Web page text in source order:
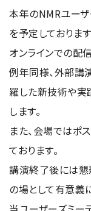
透過電子顕微
TEM周辺機器
走査電子顕微
SEM周辺機器
断面試料作製
集束イオンビー
電子プローブマ
オージェマイク
サービス＆サポ
装置利用サポー
講習
受託分析
保守契約
ブリッジングサ
サブスクリプシ
リース
ソリューション
ソリューション
半導体
電機・電子部品
資源・エネルギー
化学
ガラス・セラミ
生物学
イベント・セミナー
イベント・セミ
最新のセミナー
最新のイベント
ウェビナーアー
会社情報
会社情報
会社概要
ご挨拶
IR情報
サステナビリティ
サステナビリテ
本年のNMRユーザ
を予定しております
オンラインでの配
例年同様、外部講
羅した新技術や
します。
また、会場ではポ
ております。
講演終了後には懇
の場として有意義